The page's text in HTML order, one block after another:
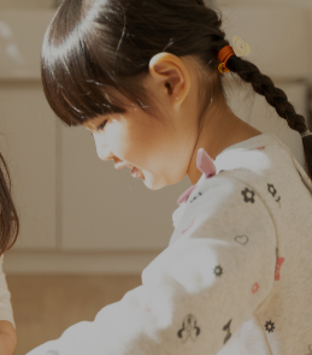
ス作り～にじ組～2026.08.0